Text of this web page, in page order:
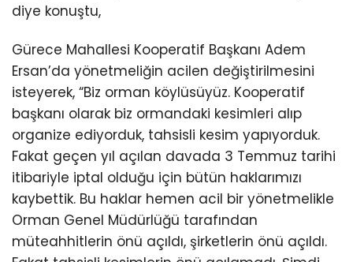
diye konuştu,
Gürece Mahallesi Kooperatif Başkanı Adem
Ersan’da yönetmeliğin acilen değiştirilmesini
isteyerek, “Biz orman köylüsüyüz. Kooperatif
başkanı olarak biz ormandaki kesimleri alıp
organize ediyorduk, tahsisli kesim yapıyorduk.
Fakat geçen yıl açılan davada 3 Temmuz tarihi
itibariyle iptal olduğu için bütün haklarımızı
kaybettik. Bu haklar hemen acil bir yönetmelikle
Orman Genel Müdürlüğü tarafından
müteahhitlerin önü açıldı, şirketlerin önü açıldı.